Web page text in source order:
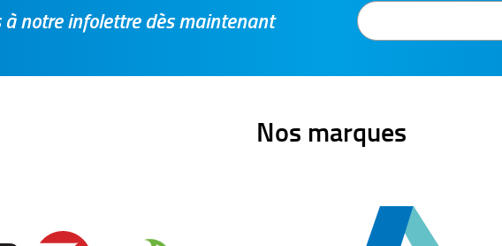
à notre infolettre dès maintenant
Nos marques